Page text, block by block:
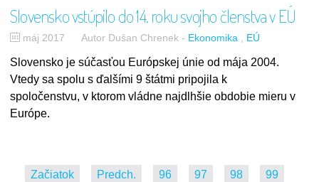
Slovensko vstúpilo do 14. roku svojho členstva v EÚ
máj 2017 Autor Dušan Chrenek- Ekonomika EÚ
Slovensko je súčasťou Európskej únie od mája 2004.
Vtedy sa spolu s ďalšími 9 štátmi pripojila k
spoločenstvu, v ktorom vládne najdlhšie obdobie mieru v
Európe.
Začiatok Predch. 96 97 98 99